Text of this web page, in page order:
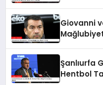
Giovanni
Şanlıurfa
Hentbol